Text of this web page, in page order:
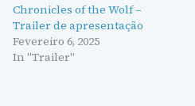
Chronicles of the Wolf –
Trailer de apresentação
Fevereiro 6, 2025
In "Trailer"